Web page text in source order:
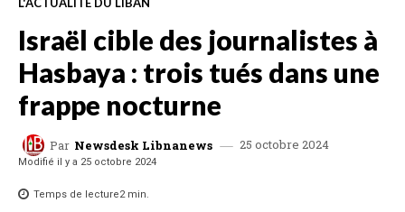
Israël cible des journalistes à
Hasbaya : trois tués dans une
frappe nocturne
Par Newsdesk Libnanews 25 octobre 2024
Modifié il y a 25 octobre 2024
Temps de lecture2min.